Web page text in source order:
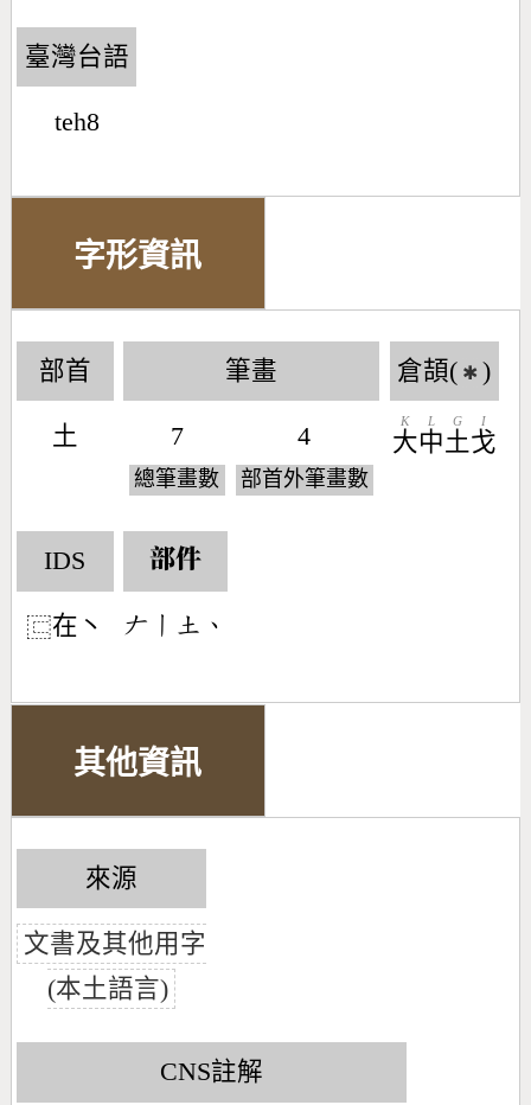
臺灣台語
teh8
字形資訊
部首
土
筆畫
7
總筆畫數
4
部首外筆畫數
倉頡( ✱ )
大
K
中
L
土
G
戈
I
IDS
⿷在丶
部件
󶀖󶀂󶁢󶀅
其他資訊
來源
文書及其他用字
(本土語言)
CNS註解